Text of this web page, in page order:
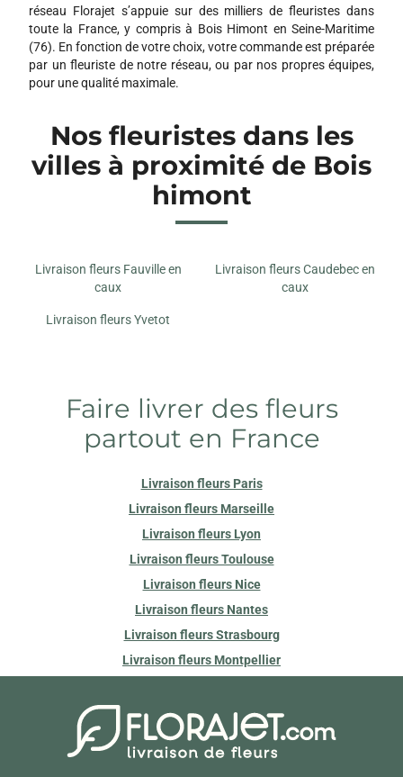
réseau Florajet s’appuie sur des milliers de fleuristes dans
toute la France, y compris à Bois Himont en Seine-Maritime
(76). En fonction de votre choix, votre commande est préparée
par un fleuriste de notre réseau, ou par nos propres équipes,
pour une qualité maximale.
Nos fleuristes dans les
villes à proximité de Bois
himont
Livraison fleurs Fauville en
caux
Livraison fleurs Caudebec en
caux
Livraison fleurs Yvetot
Faire livrer des fleurs
partout en France
Livraison fleurs Paris
Livraison fleurs Marseille
Livraison fleurs Lyon
Livraison fleurs Toulouse
Livraison fleurs Nice
Livraison fleurs Nantes
Livraison fleurs Strasbourg
Livraison fleurs Montpellier